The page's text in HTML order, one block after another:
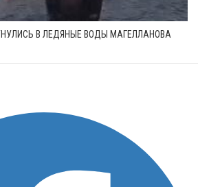
В ЛЕДЯНЫЕ ВОДЫ МАГЕЛЛАНОВА